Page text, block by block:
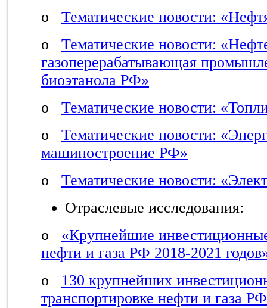
o Тематические новости:
o Тематические новости:
газоперерабатывающая
биоэтанола РФ»
o Тематические новости:
o Тематические новости:
машиностроение РФ»
o Тематические новости:
Отраслевые исследования:
o «Крупнейшие
нефти и газа РФ 2018-2021
o 130 крупнейших
транспортировке нефти и газа РФ